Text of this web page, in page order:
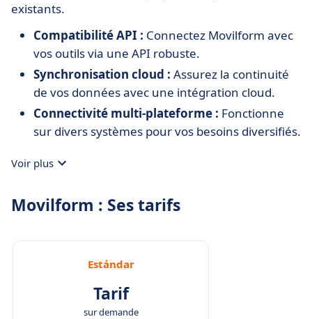
existants.
Compatibilité API : Connectez Movilform avec
vos outils via une API robuste.
Synchronisation cloud : Assurez la continuité
de vos données avec une intégration cloud.
Connectivité multi-plateforme : Fonctionne
sur divers systèmes pour vos besoins diversifiés.
Voir plus
Movilform : Ses tarifs
Estándar
Tarif
sur demande